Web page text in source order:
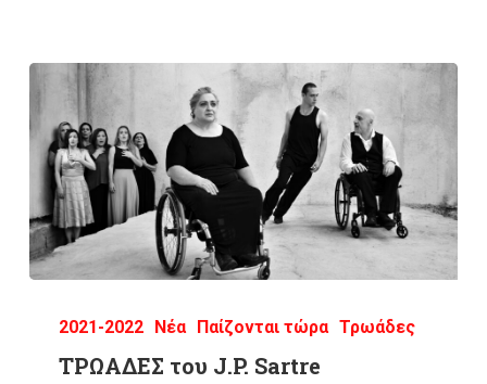
2021-2022 Νέα Παίζονται τώρα Τρωάδες
ΤΡΩΑΔΕΣ του J.P. Sartre